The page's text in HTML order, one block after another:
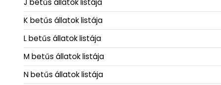
J betűs állatok listája
K betűs állatok listája
L betűs állatok listája
M betűs állatok listája
N betűs állatok listája